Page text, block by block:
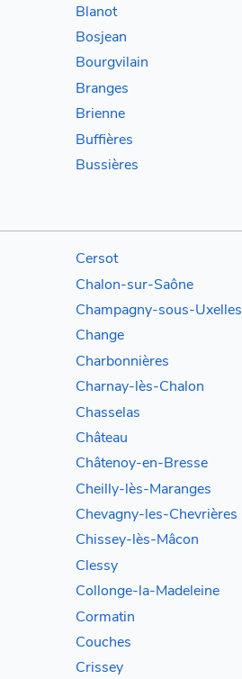
Blanot
Bosjean
Bourgvilain
Branges
Brienne
Buffières
Bussières
Cersot
Chalon-sur-Saône
Champagny-sous-Uxelles
Change
Charbonnières
Charnay-lès-Chalon
Chasselas
Château
Châtenoy-en-Bresse
Cheilly-lès-Maranges
Chevagny-les-Chevrières
Chissey-lès-Mâcon
Clessy
Collonge-la-Madeleine
Cormatin
Couches
Crissey